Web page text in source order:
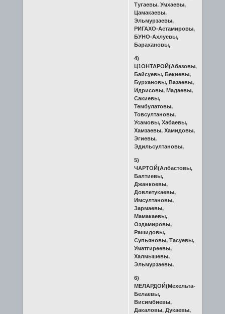
Тугаевы, Умхаевы,
Цамакаевы,
Эльмурзаевы,
РИГАХО-Астамировы,
БУНО-Ахлуевы,
Барахановы,
4)
Ц1ОНТАРОЙ(Абазовы,
Байсуевы, Бекиевы,
Бурхановы, Вазаевы,
Идрисовы, Мадаевы,
Сакиевы,
Тембулатовы,
Товсултановы,
Усамовы, Хабаевы,
Хамзаевы, Хамидовы,
Эгиевы,
Эдильсултановы,
5)
ЧАРТОЙ(Албастовы,
Балтиевы,
Джанкоевы,
Довлетукаевы,
Имсултановы,
Зармаевы,
Мамакаевы,
Оздамировы,
Рашидовы,
Супьяновы, Тасуевы,
Уматгиреевы,
Халмышевы,
Эльмурзаевы,
6)
МЕЛАРДОЙ(Мехельта-
Белаевы,
Висимбиевы,
Дакаловы, Дукаевы,